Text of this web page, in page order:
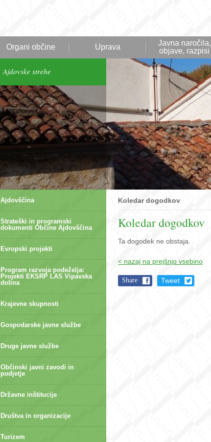
Organi občine Uprava
Javna naročila,
objave, razpisi
Ajdovske strehe
Ajdovščina
Strateški in programski
dokumenti Občine Ajdovščina
Evropski projekti
Program razvoja podeželja:
Projekti EKSRP LAS Vipavska
dolina
Krajevne skupnosti
Gospodarske javne službe
Druge javne službe
Občinski javni zavodi in
podjetje
Državne inštitucije
Društva in organizacije
Turizem
Koledar dogodkov
Koledar dogodkov
Ta dogodek ne obstaja.
< nazaj na prejšnjo vsebino
Share Tweet